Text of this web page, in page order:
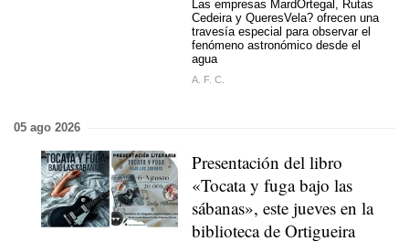
Las empresas MardOrtegal, Rutas
Cedeira y QueresVela? ofrecen una
travesía especial para observar el
fenómeno astronómico desde el
agua
A. F. C.
05 ago 2026
Presentación del libro
«Tocata y fuga bajo las
sábanas», este jueves en la
biblioteca de Ortigueira